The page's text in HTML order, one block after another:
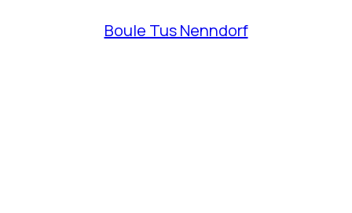
Boule Tus Nenndorf